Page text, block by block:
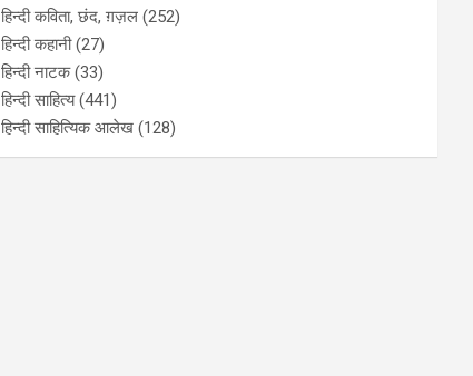
हिन्दी कविता, छंद, ग़ज़ल (252)
हिन्दी कहानी(27)
हिन्‍दी नाटक(33)
हिन्दी साहित्य(441)
हिन्दी साहित्यिक आलेख (128)